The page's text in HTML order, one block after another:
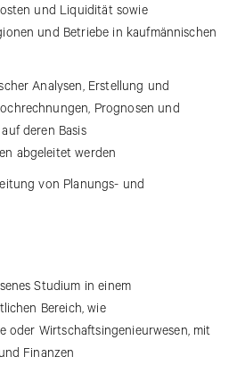
und Liquidität sowie
und Betriebe in kaufmännischen
Analysen, Erstellung und
Prognosen und
deren Basis
abgeleitet werden
von Planungs- und
Studium in einem
Bereich, wie
oder Wirtschaftsingenieurwesen, mit
Finanzen